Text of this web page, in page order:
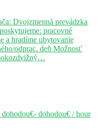
Dvojzmenná prevádzka
pracovné
a hradíme ubytovanie
odprac. deň Možnosť
dohodou€- dohodou€ / hour